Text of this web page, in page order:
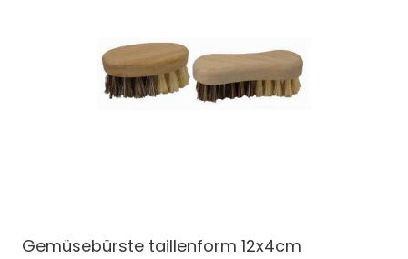
Gemüsebürste taillenform 12x4cm